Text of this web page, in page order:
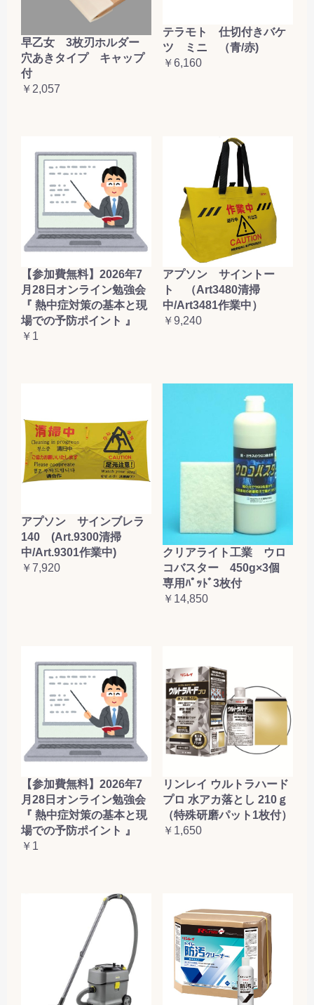
早乙女 3枚刃ホルダー
穴あきタイプ キャップ
付
￥2,057
テラモト 仕切付きバケ
ツ ミニ （青/赤)
￥6,160
【参加費無料】2026年7
月28日オンライン勉強会
『 熱中症対策の基本と現
場での予防ポイント 』
￥1
アプソン サイントー
ト （Art3480清掃
中/Art3481作業中）
￥9,240
アプソン サインブレラ
140 (Art.9300清掃
中/Art.9301作業中)
￥7,920
クリアライト工業 ウロ
コバスター 450g×3個
専用ﾊﾟｯﾄﾞ3枚付
￥14,850
【参加費無料】2026年7
月28日オンライン勉強会
『 熱中症対策の基本と現
場での予防ポイント 』
￥1
リンレイ ウルトラハード
プロ 水アカ落とし 210ｇ
（特殊研磨パット1枚付）
￥1,650